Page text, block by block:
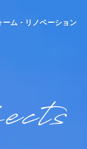
ーム・リノベーション